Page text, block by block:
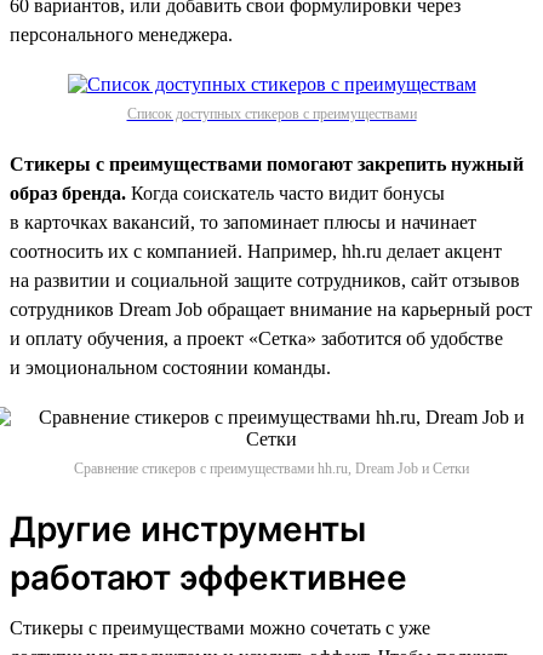
60 вариантов, или добавить свои формулировки через
персонального менеджера.
Список доступных стикеров с преимуществами
Стикеры с преимуществами помогают закрепить нужный
образ бренда. Когда соискатель часто видит бонусы
в карточках вакансий, то запоминает плюсы и начинает
соотносить их с компанией. Например, hh.ru делает акцент
на развитии и социальной защите сотрудников, сайт отзывов
сотрудников Dream Job обращает внимание на карьерный рост
и оплату обучения, а проект «Сетка» заботится об удобстве
и эмоциональном состоянии команды.
Сравнение стикеров с преимуществами hh.ru, Dream Job и Сетки
Другие инструменты
работают эффективнее
Стикеры с преимуществами можно сочетать с уже